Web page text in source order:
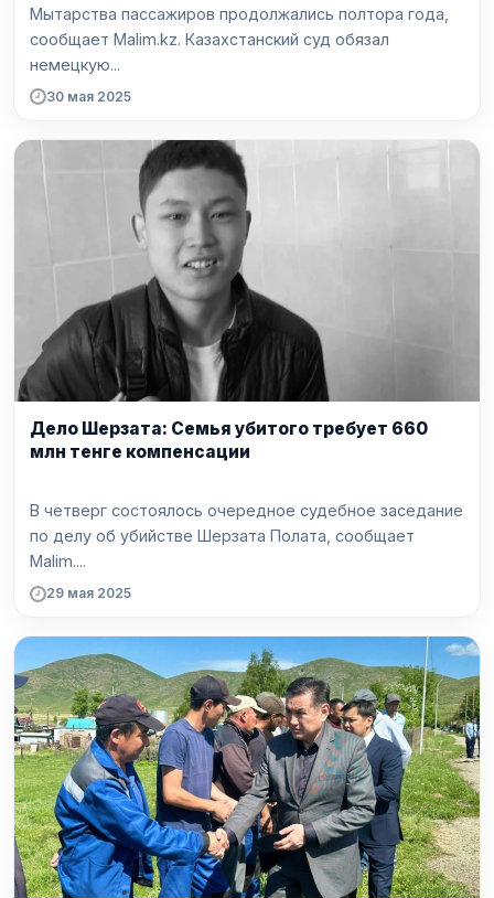
Мытарства пассажиров продолжались полтора года,
сообщает Malim.kz. Казахстанский суд обязал
немецкую...
30 мая 2025
Дело Шерзата: Семья убитого требует 660
млн тенге компенсации
В четверг состоялось очередное судебное заседание
по делу об убийстве Шерзата Полата, сообщает
Malim....
29 мая 2025